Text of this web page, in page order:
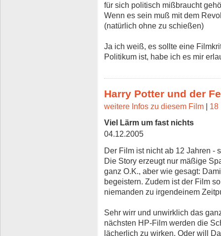
für sich politisch mißbraucht
Wenn es sein muß mit dem
(natürlich ohne zu schießen)
Ja ich weiß, es sollte eine
Politikum ist, habe ich es mir
Harry Potter und der
weitere Infos zu diesem Film | 18
Viel Lärm um fast nichts
04.12.2005
Der Film ist nicht ab 12 Jahren -
Die Story erzeugt nur mäßige
ganz O.K., aber wie gesagt:
begeistern. Zudem ist der Film
niemanden zu irgendeinem
Sehr wirr und unwirklich das
nächsten HP-Film werden die
lächerlich zu wirken. Oder will